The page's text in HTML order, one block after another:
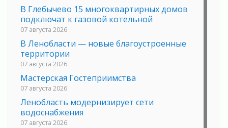
В Глебычево 15 многоквартирных домов
подключат к газовой котельной
07 августа 2026
В Ленобласти — новые благоустроенные
территории
07 августа 2026
Мастерская Гостеприимства
07 августа 2026
Ленобласть модернизирует сети
водоснабжения
07 августа 2026